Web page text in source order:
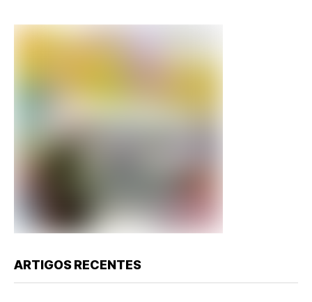
ARTIGOS RECENTES